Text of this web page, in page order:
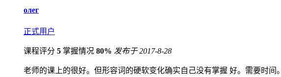
олег
正式用户
课程评分 5 掌握情况 80% 发布于 2017-8-28
老师的课上的很好。但形容词的硬软变化确实自己没有掌握 好。需要时间。